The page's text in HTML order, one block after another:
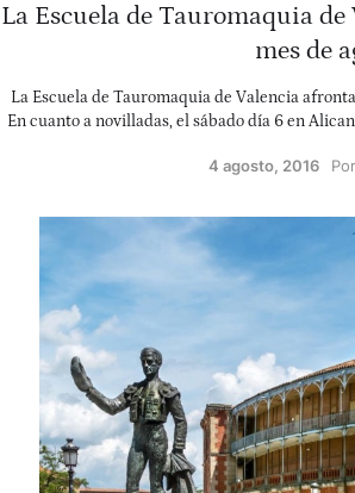
La Escuela de Tauromaquia
mes de
La Escuela de Tauromaquia de Valencia
En cuanto a novilladas, el sábado día 6 en
Martínez, Borja Collado y Miguel Polope. Lo
Alemany, Miguel Polope, Jordi Perez y Marcos
en Chelva las reses serán de Manuel Paton y
Collado, Alvaro Coso, Alba Navarro y Fran de
hace referencia a los alumnos, el día 6 en
Lorente. Ese mismo día en Villanueva de la
anunciado Daniel Martínez. El 14 actuarán en
El 16 en Mota del Cuervo toreará Alba Navarro.
en Belmonte
4 agosto, 2016 Por